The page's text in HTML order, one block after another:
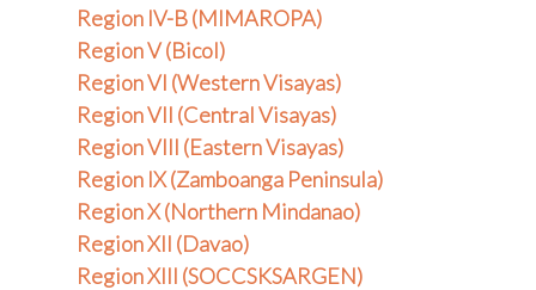
Region IV-B (MIMAROPA)
Region V (Bicol)
Region VI (Western Visayas)
Region VII (Central Visayas)
Region VIII (Eastern Visayas)
Region IX (Zamboanga Peninsula)
Region X (Northern Mindanao)
Region XII (Davao)
Region XIII (SOCCSKSARGEN)